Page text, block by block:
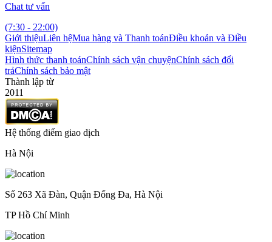
Chat tư vấn
(7:30 - 22:00)
Giới thiệuLiên hệMua hàng và Thanh toánĐiều khoản và Điều
kiệnSitemap
Hình thức thanh toánChính sách vận chuyệnChính sách đổi
trảChính sách bảo mật
Thành lập từ
2011
Hệ thống điểm giao dịch
Hà Nội
Số 263 Xã Đàn, Quận Đống Đa, Hà Nội
TP Hồ Chí Minh